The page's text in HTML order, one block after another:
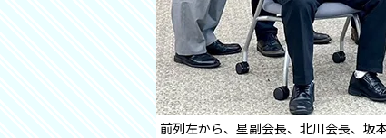
前列左から、星副会長、北川会長、坂